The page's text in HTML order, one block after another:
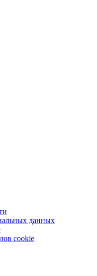
данных
cookie